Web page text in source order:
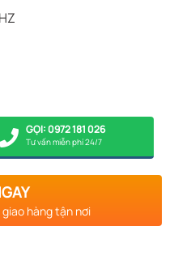
GỌI: 0972 181 026
Tư vấn miễn phí 24/7
hàng tận nơi